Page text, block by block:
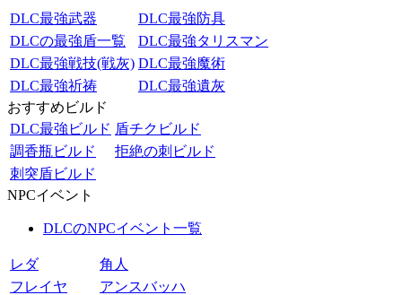
DLC最強武器
DLC最強防具
DLCの最強盾一覧
DLC最強タリスマン
DLC最強戦技(戦灰) DLC最強魔術
DLC最強祈祷
DLC最強遺灰
おすすめビルド
DLC最強ビルド 盾チクビルド
調香瓶ビルド
拒絶の刺ビルド
刺突盾ビルド
NPCイベント
DLCのNPCイベント一覧
レダ
角人
フレイヤ
アンスバッハ